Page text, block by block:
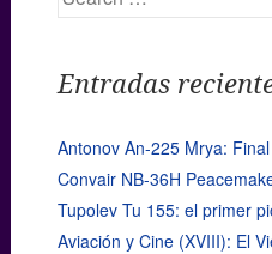
Entradas
Antonov An-225 Mrya:
Convair NB-36H
Tupolev Tu 155: el primer
Aviación y Cine (XVIII): El